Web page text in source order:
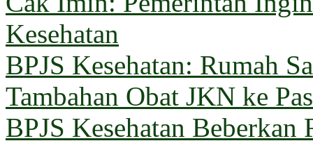
Kesehatan
BPJS Kesehatan: Rumah
Tambahan Obat JKN ke
BPJS Kesehatan